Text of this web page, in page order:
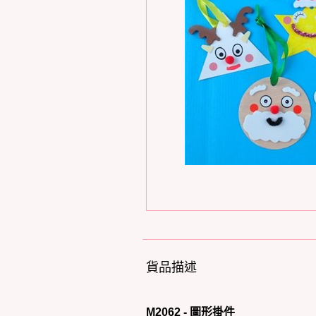
貨品描述
M2062 - 圖形掛件